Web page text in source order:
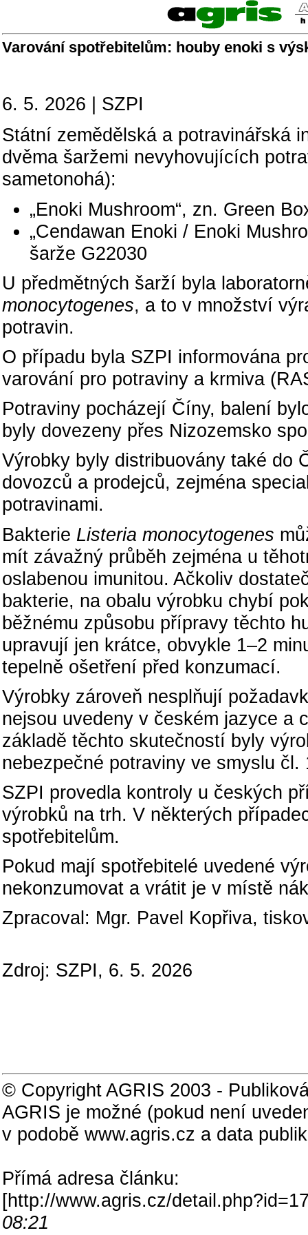
Varování spotřebitelům: houby enoki s
6. 5. 2026 | SZPI
Státní zemědělská a potravinářská
dvěma šaržemi nevyhovujících
sametonohá):
„Enoki Mushroom“, zn. Green
„Cendawan Enoki / Enoki
šarže G22030
U předmětných šarží byla
monocytogenes, a to v množství
potravin.
O případu byla SZPI informována
varování pro potraviny a krmiva
Potraviny pocházejí Číny, balení
byly dovezeny přes Nizozemsko
Výrobky byly distribuovány také do
dovozců a prodejců, zejména
potravinami.
Bakterie Listeria monocytogenes
mít závažný průběh zejména u
oslabenou imunitou. Ačkoliv
bakterie, na obalu výrobku chybí
běžnému způsobu přípravy těchto
upravují jen krátce, obvykle 1–2
tepelně ošetření před konzumací.
Výrobky zároveň nesplňují
nejsou uvedeny v českém jazyce a
základě těchto skutečností byly
nebezpečné potraviny ve smyslu
SZPI provedla kontroly u českých
výrobků na trh. V některých
spotřebitelům.
Pokud mají spotřebitelé uvedené
nekonzumovat a vrátit je v místě
Zpracoval: Mgr. Pavel Kopřiva,
Zdroj: SZPI, 6. 5. 2026
© Copyright AGRIS 2003 -
AGRIS je možné (pokud není
v podobě www.agris.cz a data
Přímá adresa článku:
[http://www.agris.cz/
08:21